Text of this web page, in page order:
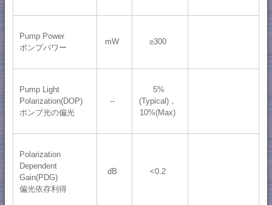
Pump Power
ポンプパワー
mW ≥300
Pump Light
Polarization(DOP)
ポンプ光の偏光
--
5%
(Typical)，
10%(Max)
Polarization
Dependent
Gain(PDG)
偏光依存利得
dB <0.2